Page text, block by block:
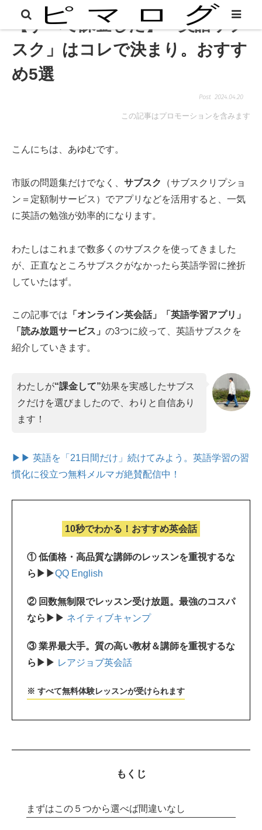
【すべて課金した】「英語サブ
スク」はコレで決まり。おすす
め5選
2024.04.20
この記事はプロモーションを含みます
こんにちは、あゆむです。
市販の問題集だけでなく、 サブスク
（サブスクリプショ
ン＝定額制サービス）でアプリなどを活用すると、一気
に英語の勉強が効率的になります。
わたしはこれまで数多くのサブスクを使ってきました
が、正直なところサブスクがなかったら英語学習に挫折
していたはず。
この記事では 「オンライン英会話」「英語学習アプリ」
「読み放題サービス」 の3つに絞って、英語サブスクを
紹介していきます。
わたしが“課金して”効果を実感したサブス
クだけを選びましたので、わりと自信あり
ます！
▶▶ 英語を「21日間だけ」続けてみよう。 英語学習の習
慣化に役立つ無料メルマガ絶賛配信中！
10秒でわかる！おすすめ英会話
① 低価格・高品質な講師のレッスンを重視するな
ら▶▶QQ English
② 回数無制限でレッスン受け放題。最強のコスパ
なら▶▶ ネイティブキャンプ
③ 業界最大手。質の高い教材＆講師を重視するな
ら▶▶ レアジョブ英会話
※ すべて無料体験レッスンが受けられます
もくじ
まずはこの５つから選べば間違いなし